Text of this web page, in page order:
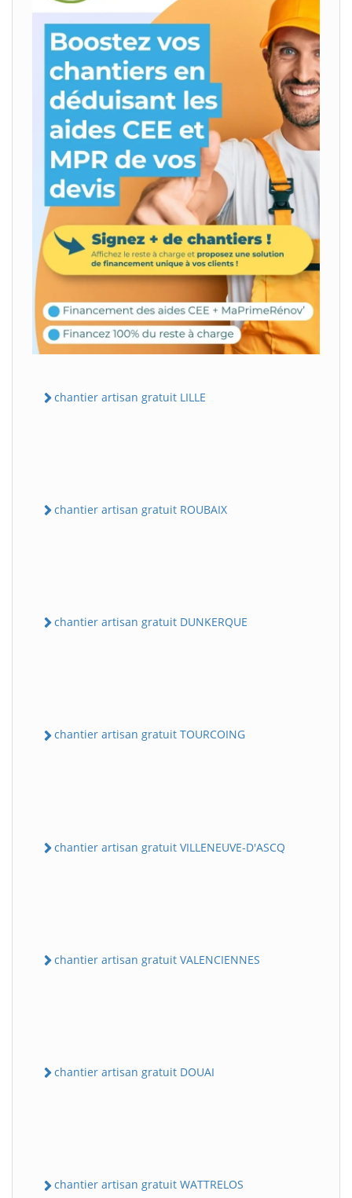
chantier artisan gratuit LILLE
chantier artisan gratuit ROUBAIX
chantier artisan gratuit DUNKERQUE
chantier artisan gratuit TOURCOING
chantier artisan gratuit VILLENEUVE-D'ASCQ
chantier artisan gratuit VALENCIENNES
chantier artisan gratuit DOUAI
chantier artisan gratuit WATTRELOS